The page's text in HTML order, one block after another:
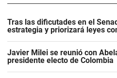
Tras las dificutades en el
estrategia y priorizará leyes
Javier Milei se reunió con
presidente electo de Colombia